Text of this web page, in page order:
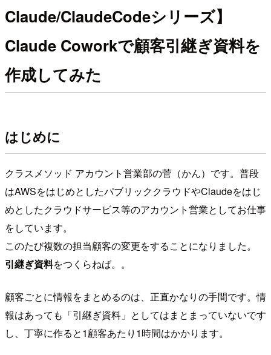
Claude/ClaudeCodeシリーズ】
Claude Coworkで顧客引継ぎ資料を
作成してみた
はじめに
クラスメソッド アカウント営業部の菅（かん）です。普段
はAWSをはじめとしたパブリッククラウドやClaudeをはじ
めとしたクラウドサービス等のアカウント営業としてお仕事
をしています。
このたび複数の担当顧客の変更をすることになりました。
引継ぎ資料をつくらねば。。
顧客ごとに情報をまとめるのは、正直かなりの手間です。情
報はあっても「引継ぎ資料」としてはまとまっていないです
し、丁寧に作ると1顧客あたり1時間はかかります。